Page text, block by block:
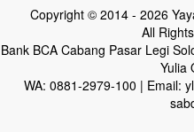
Copyright © 2014 - 2026
All
Bank BCA Cabang Pasar Legi
Yulia
WA: 0881-2979-100 | Email: